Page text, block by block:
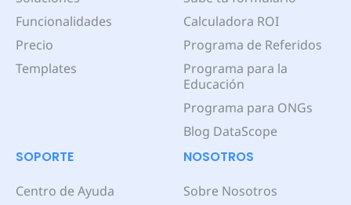
Funcionalidades
Precio
Templates
Calculadora ROI
Programa de Referidos
Programa para la
Educación
Programa para ONGs
Blog DataScope
SOPORTE
Centro de Ayuda
NOSOTROS
Sobre Nosotros